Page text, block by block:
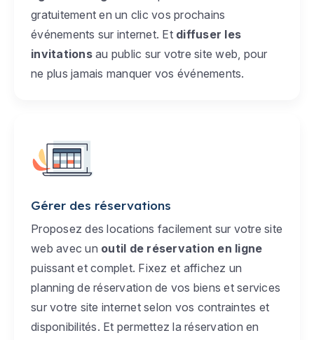
gratuitement en un clic vos prochains
événements sur internet. Et diffuser les
invitationsau public sur votre site web, pour
ne plus jamais manquer vos événements.
Gérer des réservations
Proposez des locations facilement sur votre site
web avec un outil de réservation en ligne
puissant et complet. Fixez et affichez un
planning de réservation de vos biens et services
sur votre site internet selon vos contraintes et
disponibilités. Et permettez la réservation en